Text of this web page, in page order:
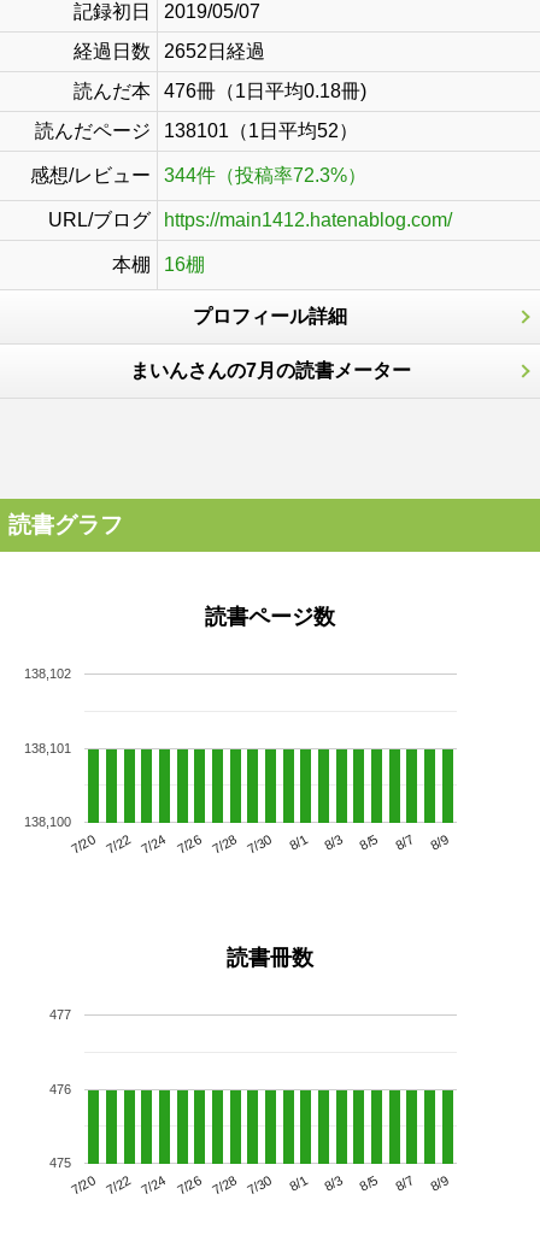
記録初日
2019/05/07
経過日数
2652日経過
読んだ本
476冊（1日平均0.18冊)
読んだページ
138101（1日平均52）
感想/レビュー 344件（投稿率72.3%）
URL/ブログ https://main1412.hatenablog.com/
本棚 16棚
プロフィール詳細
まいんさんの7月の読書メーター
読書グラフ
読書ページ数
7/20 7/22 7/24 7/26 7/28 7/30 8/1 8/3 8/5 8/7 8/9
138,100
138,101
138,102
読書冊数
7/20 7/22 7/24 7/26 7/28 7/30 8/1 8/3 8/5 8/7 8/9
475
476
477